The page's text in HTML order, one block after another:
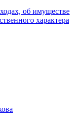
об имуществе
характера